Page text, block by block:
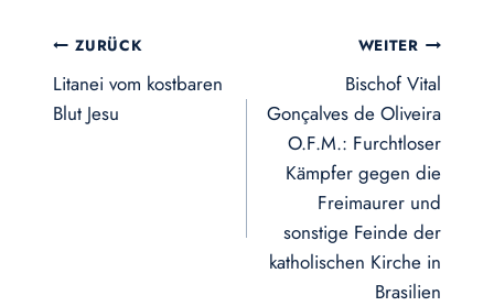
Beitragsnavigation
ZURÜCK
Litanei vom kostbaren
Blut Jesu
WEITER
Bischof Vital
Gonçalves de Oliveira
O.F.M.: Furchtloser
Kämpfer gegen die
Freimaurer und
sonstige Feinde der
katholischen Kirche in
Brasilien